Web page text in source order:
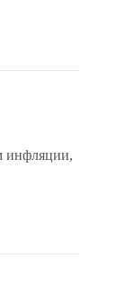
инфляции,